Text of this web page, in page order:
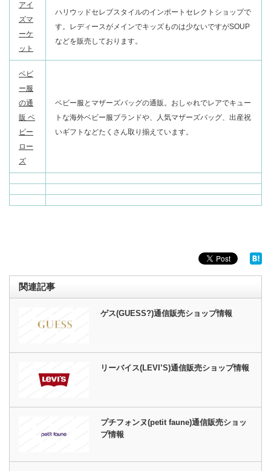
アイ
ズマ
ーケ
ット
ハリウッドセレブスタイルのインポートセレクトショップで
す。レディースがメインでキッズものは少ないですがSOUP
などを販売しております。
ベビ
ー服
の通
販 ベ
ビー
ロー
ズ
ベビー服とマザーズバッグの通販。おしゃれでレアでキュー
トな海外ベビー服ブランドや、人気マザーズバッグ、出産祝
いギフトなどたくさん取り揃えています。
関連記事
ゲス(GUESS?)通信販売ショップ情報
リーバイス(LEVI’S)通信販売ショップ情報
プチフォンヌ(petit faune)通信販売ショッ
プ情報